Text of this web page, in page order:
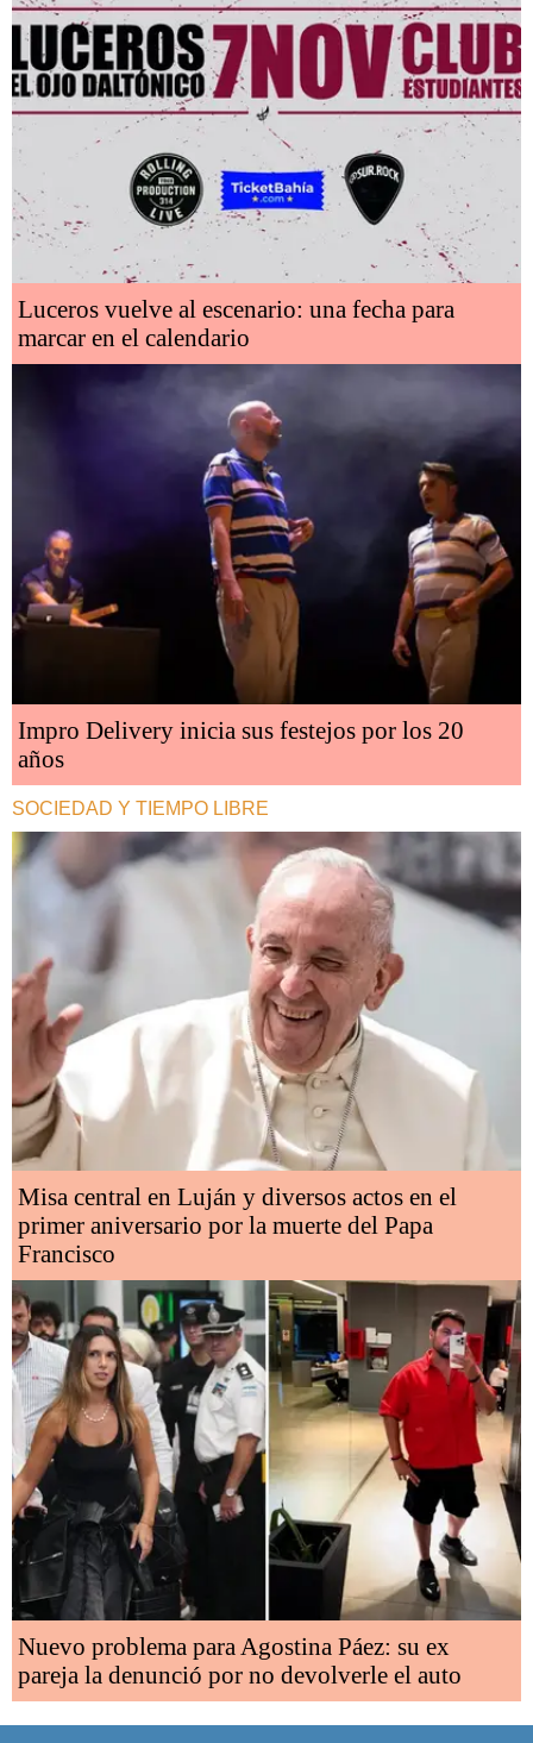
Luceros vuelve al escenario: una fecha para
marcar en el calendario
Impro Delivery inicia sus festejos por los 20
años
SOCIEDAD Y TIEMPO LIBRE
Misa central en Luján y diversos actos en el
primer aniversario por la muerte del Papa
Francisco
Nuevo problema para Agostina Páez: su ex
pareja la denunció por no devolverle el auto